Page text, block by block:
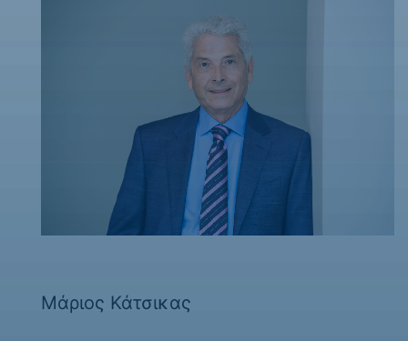
Μάριος Κάτσικας